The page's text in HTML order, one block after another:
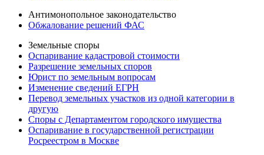
Антимонопольное законодательство
Обжалование решений ФАС
Земельные споры
Оспаривание кадастровой стоимости
Разрешение земельных споров
Юрист по земельным вопросам
Изменение сведений ЕГРН
Перевод земельных участков из одной категории в
другую
Споры с Департаментом городского имущества
Оспаривание в государственной регистрации
Росреестром в Москве